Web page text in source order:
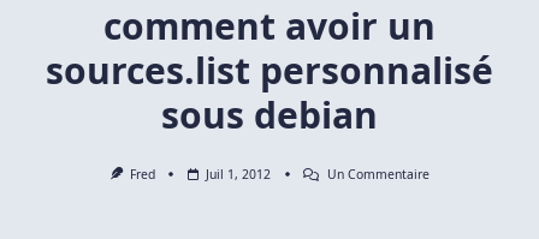
comment avoir un
sources.list personnalisé
sous debian
Fred Juil 1, 2012 Un CommentaireSur